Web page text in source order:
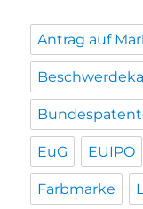
Antrag auf
EuG EUIPO
Farbmarke